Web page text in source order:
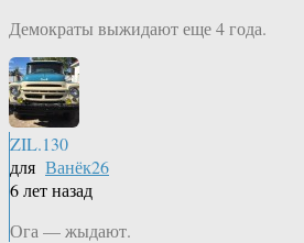
Демократы выжидают еще 4 года.
ZIL.130
для Ванёк26
6 лет назад
Ога — жыдают.